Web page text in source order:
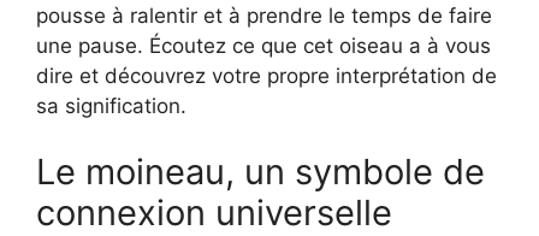
pousse à ralentir et à prendre le temps de faire
une pause. Écoutez ce que cet oiseau a à vous
dire et découvrez votre propre interprétation de
sa signification.
Le moineau, un symbole de
connexion universelle